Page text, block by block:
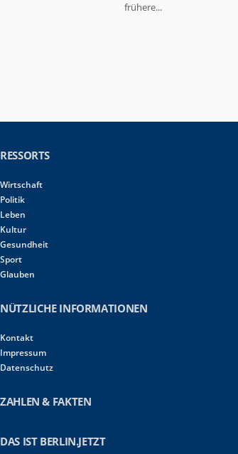
frühere...
RESSORTS
Wirtschaft
Politik
Leben
Kultur
Gesundheit
Sport
Glauben
NÜTZLICHE INFORMATIONEN
Kontakt
Impressum
Datenschutz
ZAHLEN & FAKTEN
DAS IST BERLIN.JETZT